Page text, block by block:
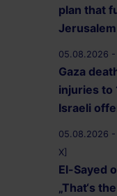
plan that
05.08.2026 -
Gaza
injuries to
Israeli
05.08.2026 -
X]
El-Sayed
„That‘s